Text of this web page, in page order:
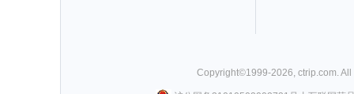
Copyright©1999-2026 ctrip.com .